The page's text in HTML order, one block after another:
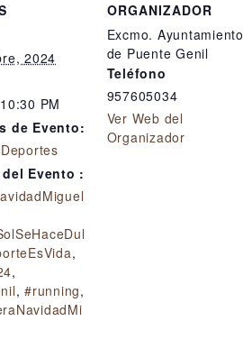
2024
PM
de Evento:
Deportes
Evento :
,
,
, #running,
ORGANIZADOR
Excmo. Ayuntamiento
de Puente Genil
Teléfono
957605034
Ver Web del
Organizador